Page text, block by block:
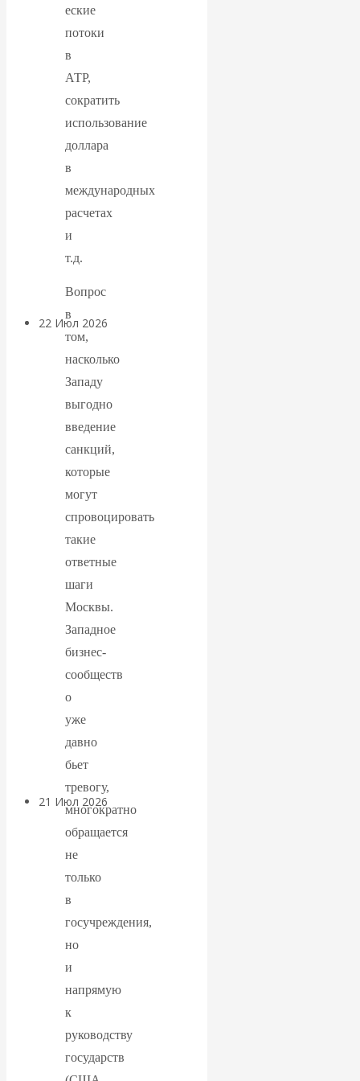
экономист
Валентин
Катасонов
считает, что
кризис в
банковской
сфере России
уже начался
22 Июл 2026
Валентин
КАтасонов.
Парадоксы
денежной
системы России.
Комментарий к
последним
данным
Центробанка о
наличной
денежной массе
21 Июл 2026
интервью и беседы
ВАлентин
Катасонов.
Воздушные
коридоры:
«Паутина-2»
провалилась, но
еские
потоки
в
АТР,
сократить
использование
доллара
в
международных
расчетах
и
т.д.
Вопрос
в
том,
насколько
Западу
выгодно
введение
санкций,
которые
могут
спровоцировать
такие
ответные
шаги
Москвы.
Западное
бизнес-
сообществ
о
уже
давно
бьет
тревогу,
многократно
обращается
не
только
в
госучреждения,
но
и
напрямую
к
руководству
государств